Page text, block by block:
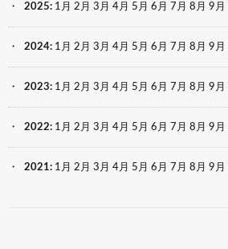
2025: 1月 2月 3月 4月 5月 6月 7月 8月 9月
2024: 1月 2月 3月 4月 5月 6月 7月 8月 9月
2023: 1月 2月 3月 4月 5月 6月 7月 8月 9月
2022: 1月 2月 3月 4月 5月 6月 7月 8月 9月
2021: 1月 2月 3月 4月 5月 6月 7月 8月 9月